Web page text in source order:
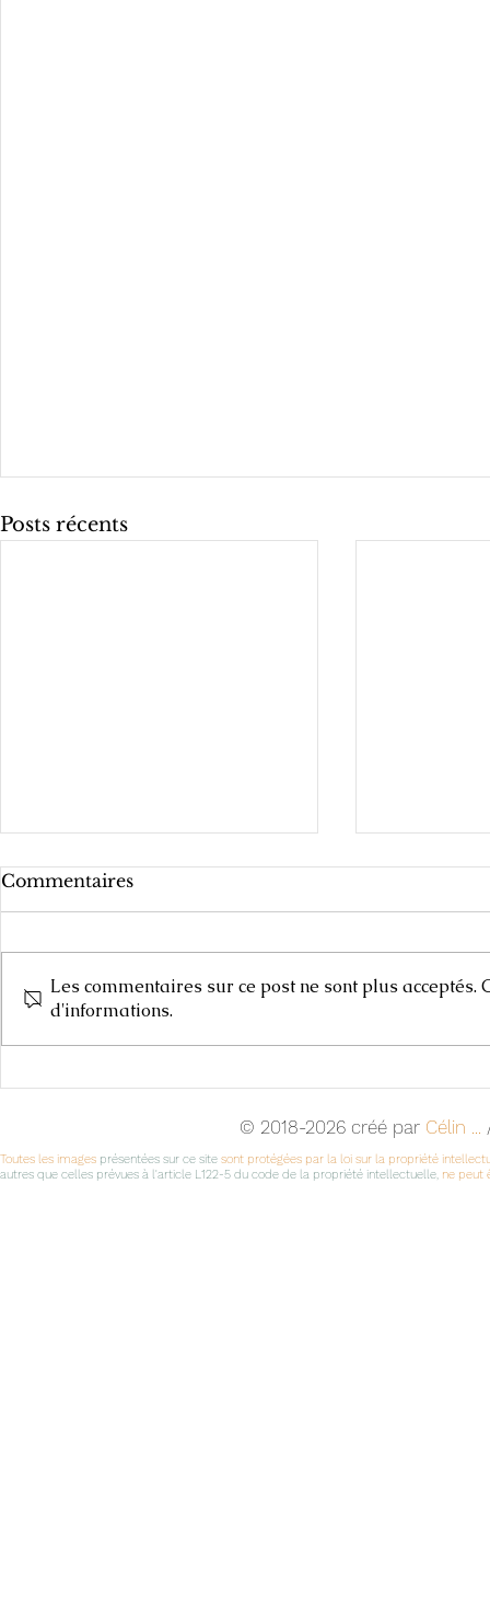
Posts récents
Cours d'Arts Plastiques,
Commentaires
Les commentaires sur ce post ne sont plus
d'informations.
© 2018-2026 créé par Célin ...
Toutes les images présentées sur ce site sont protégées par la loi sur la propriété
autres que celles prévues à l'article L122-5 du code de la propriété intellectuelle, ne peut